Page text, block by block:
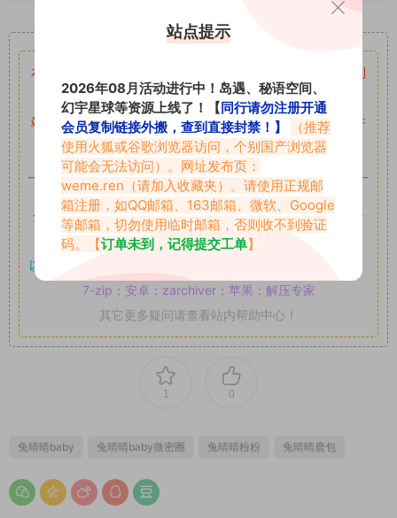
重要声明
本站资源均来自网络分享，如有侵犯你的权益请私信留言
收到
留言后，我们会第一时间进行审核后删除。
站内资源为网友个人学习或测试研究使用，未经原版权作者许
可,禁止用于任何商业途径！请在下载24小时内删除！
如果遇到付费才可获取的素材，建议升级对应的VIP。
全站付费素材可提供补档服务 “ 均有备份”，素材以主流网盘分
享。
以7z、7z分卷格式压缩，
7-zip；安卓：zarchiver；苹果：解压专家
其它更多疑问请查看站内帮助中心！
1 0
兔晴晴baby 兔晴晴baby微密圈 兔晴晴粉粉 兔晴晴鹿包
站点提示
2026年08月活动进行中！岛遇、秘语空间、
幻宇星球等资源上线了！【同行请勿注册开通
会员复制链接外搬，查到直接封禁！】
（推荐
使用火狐或谷歌浏览器访问，个别国产浏览器
可能会无法访问）。网址发布页：
weme.ren （请加入收藏夹）。请使用正规邮
箱注册，如QQ邮箱、163邮箱、微软、Google
等邮箱，切勿使用临时邮箱，否则收不到验证
码。【订单未到，记得提交工单】